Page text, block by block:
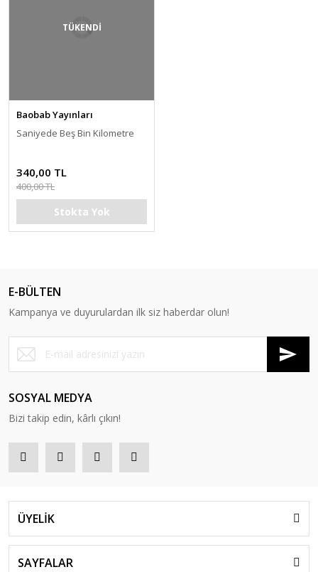
TÜKENDİ
Baobab Yayınları
Saniyede Beş Bin Kilometre
340,00 TL
400,00 TL
Stokta Yok
E-BÜLTEN
Kampanya ve duyurulardan ilk siz haberdar olun!
SOSYAL MEDYA
Bizi takip edin, kârlı çıkın!
ÜYELİK
SAYFALAR